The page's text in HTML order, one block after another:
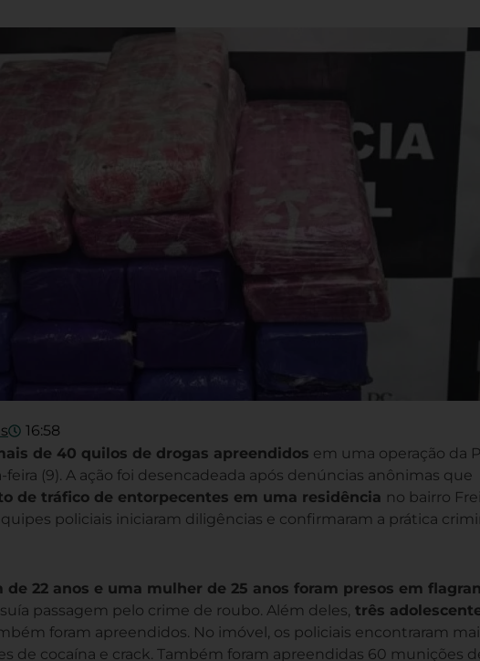
16:58
de 40 quilos de drogas apreendidos em uma operação da
(9). A ação foi desencadeada após denúncias anônimas que
de tráfico de entorpecentes em uma residência no bairro
policiais iniciaram diligências e confirmaram a prática
de 22 anos e uma mulher de 25 anos foram presos em
passagem pelo crime de roubo. Além deles, três
foram apreendidos. No imóvel, os policiais encontraram
de cocaína e crack. Também foram apreendidas 60 munições